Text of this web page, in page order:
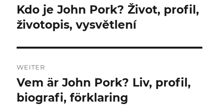
Vorheriger
Beitrag:
Kdo je John Pork? Život, profil,
životopis, vysvětlení
WEITER
Nächster
Beitrag:
Vem är John Pork? Liv, profil,
biografi, förklaring